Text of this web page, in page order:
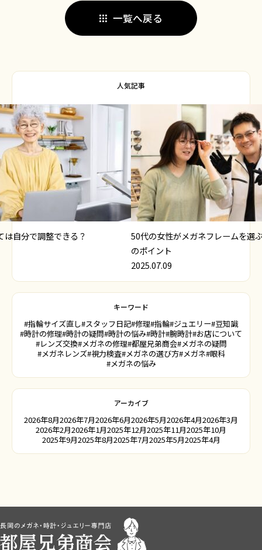
一覧へ戻る
人気記事
は自分で調整できる？
50代の女性がメガネフレームを選
のポイント
2025.07.09
キーワード
#指輪サイズ直し#スタッフ日記#修理#指輪#ジュエリー#豆知識
#時計の修理#時計の疑問#時計の悩み#時計#腕時計#お店について
#レンズ交換#メガネの修理#都屋兄弟商会#メガネの疑問
#メガネレンズ#視力検査#メガネの選び方#メガネ#眼科
#メガネの悩み
アーカイブ
2026年8月2026年7月2026年6月2026年5月2026年4月2026年3月
2026年2月2026年1月2025年12月2025年11月2025年10月
2025年9月2025年8月2025年7月2025年5月2025年4月